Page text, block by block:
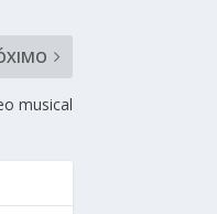
musical